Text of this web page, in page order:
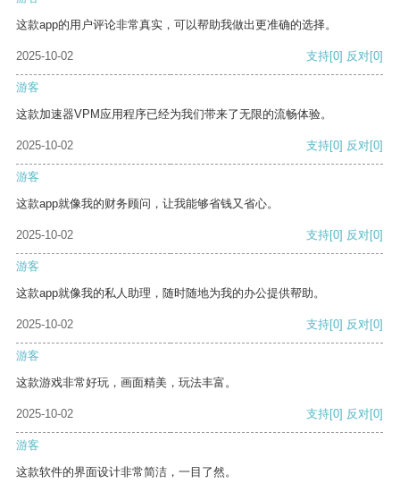
这款app的用户评论非常真实，可以帮助我做出更准确的选择。
2025-10-02 支持[0] 反对[0]
游客
这款加速器VPM应用程序已经为我们带来了无限的流畅体验。
2025-10-02 支持[0] 反对[0]
游客
这款app就像我的财务顾问，让我能够省钱又省心。
2025-10-02 支持[0] 反对[0]
游客
这款app就像我的私人助理，随时随地为我的办公提供帮助。
2025-10-02 支持[0] 反对[0]
游客
这款游戏非常好玩，画面精美，玩法丰富。
2025-10-02 支持[0] 反对[0]
游客
这款软件的界面设计非常简洁，一目了然。